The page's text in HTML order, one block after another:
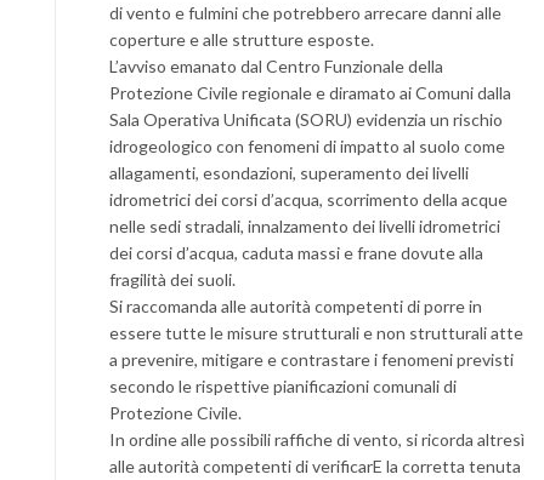
di vento e fulmini che potrebbero arrecare danni alle
coperture e alle strutture esposte.
L’avviso emanato dal Centro Funzionale della
Protezione Civile regionale e diramato ai Comuni dalla
Sala Operativa Unificata (SORU) evidenzia un rischio
idrogeologico con fenomeni di impatto al suolo come
allagamenti, esondazioni, superamento dei livelli
idrometrici dei corsi d’acqua, scorrimento della acque
nelle sedi stradali, innalzamento dei livelli idrometrici
dei corsi d’acqua, caduta massi e frane dovute alla
fragilità dei suoli.
Si raccomanda alle autorità competenti di porre in
essere tutte le misure strutturali e non strutturali atte
a prevenire, mitigare e contrastare i fenomeni previsti
secondo le rispettive pianificazioni comunali di
Protezione Civile.
In ordine alle possibili raffiche di vento, si ricorda altresì
alle autorità competenti di verificarE la corretta tenuta